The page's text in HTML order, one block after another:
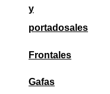
y
portadosales
Frontales
Gafas